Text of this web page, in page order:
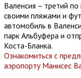
Валенсия – третий
своими пляжами и
автомобиль в
парк Альбуфера и
Коста-Бланка.
Ознакомиться с
аэропорту Манисес